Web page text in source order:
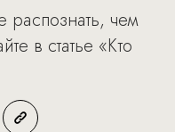
распознать, чем
в статье «Кто